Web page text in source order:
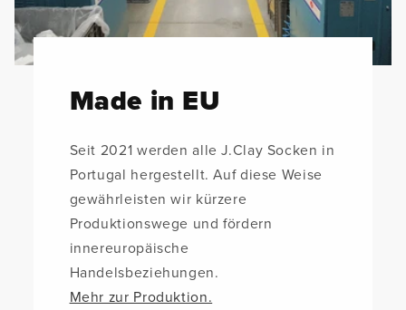
Made in EU
Seit 2021 werden alle J.Clay Socken in
Portugal hergestellt. Auf diese Weise
gewährleisten wir kürzere
Produktionswege und fördern
innereuropäische
Handelsbeziehungen.
Mehr zur Produktion.